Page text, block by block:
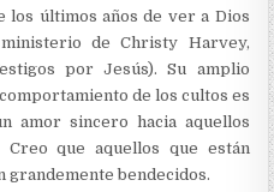
últimos años de ver a Dios
de Christy Harvey,
por Jesús). Su amplio
de los cultos es
amor sincero hacia aquellos
Creo que aquellos que están
grandemente bendecidos.